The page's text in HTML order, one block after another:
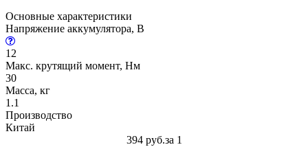
Основные характеристики
Напряжение аккумулятора, В
12
Макс. крутящий момент, Нм
30
Масса, кг
1.1
Производство
Китай
394 руб.за 1